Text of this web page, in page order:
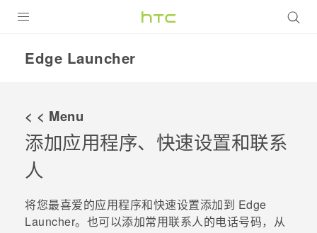
VIVERSE
支持帮助
在线客服
Edge Launcher
< < Menu
添加应用程序、快速设置和联系
人
将您最喜爱的应用程序和快速设置添加到 Edge
Launcher。也可以添加常用联系人的电话号码，从